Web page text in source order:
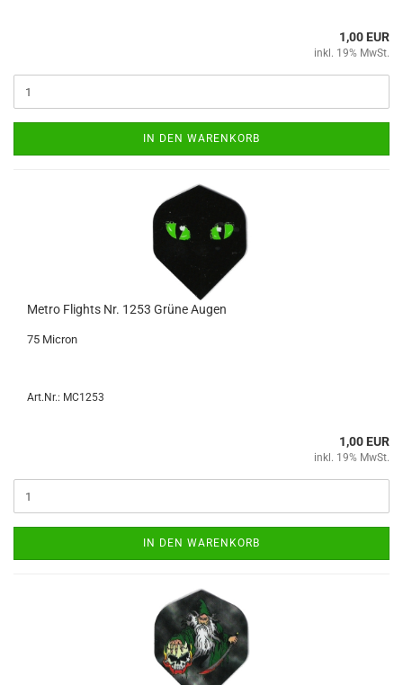
1,00 EUR
inkl. 19% MwSt.
IN DEN WARENKORB
Metro Flights Nr. 1253 Grüne Augen
75 Mi­cron
Art.Nr.: MC1253
1,00 EUR
inkl. 19% MwSt.
IN DEN WARENKORB